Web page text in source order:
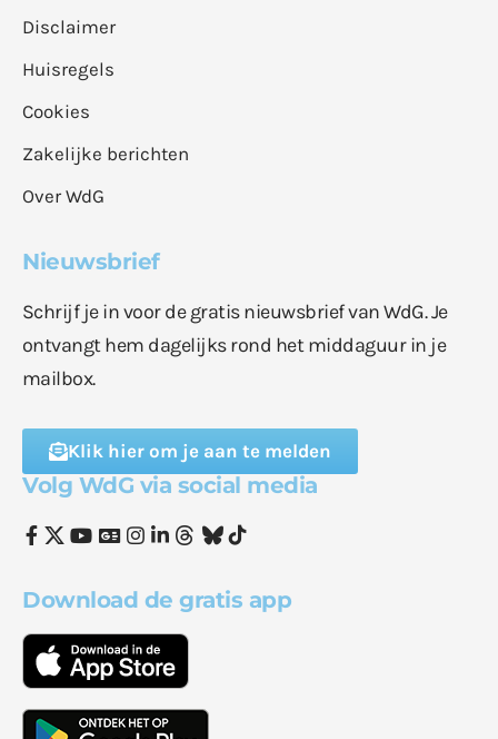
Disclaimer
Huisregels
Cookies
Zakelijke berichten
Over WdG
Nieuwsbrief
Schrijf je in voor de gratis nieuwsbrief van WdG. Je
ontvangt hem dagelijks rond het middaguur in je
mailbox.
Klik hier om je aan te melden
Volg WdG via social media
Download de gratis app